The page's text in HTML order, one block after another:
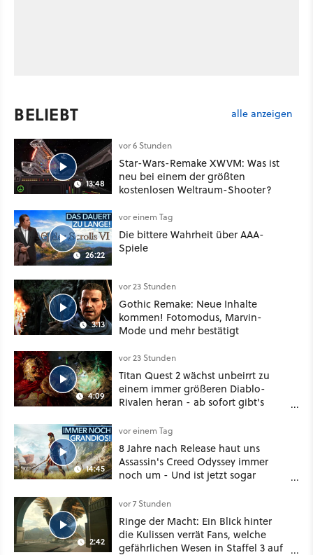
BELIEBT alle anzeigen
13:48
vor 6 Stunden
Star-Wars-Remake XWVM: Was ist
neu bei einem der größten
kostenlosen Weltraum-Shooter?
26:22
vor einem Tag
Die bittere Wahrheit über AAA-
Spiele
3:13
vor 23 Stunden
Gothic Remake: Neue Inhalte
kommen! Fotomodus, Marvin-
Mode und mehr bestätigt
4:09
vor 23 Stunden
Titan Quest 2 wächst unbeirrt zu
einem immer größeren Diablo-
Rivalen heran - ab sofort gibt's
Klasse
14:45
vor einem Tag
8 Jahre nach Release haut uns
Assassin's Creed Odyssey immer
noch um - Und ist jetzt sogar
2:42
vor 7 Stunden
Ringe der Macht: Ein Blick hinter
die Kulissen verrät Fans, welche
gefährlichen Wesen in Staffel 3 auf